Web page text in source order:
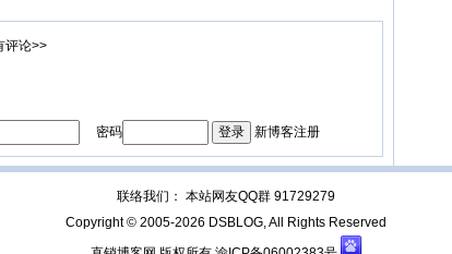
评论>>
密码 新博客注册
联络我们： 本站网友QQ群 91729279
Copyright © 2005-2026 DSBLOG, All Rights Reserved